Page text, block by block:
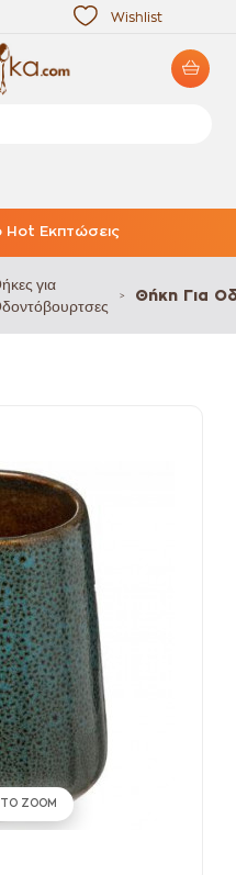
Wishlist
Hot Εκπτώσεις
για
> Θήκη Για
ZOOM